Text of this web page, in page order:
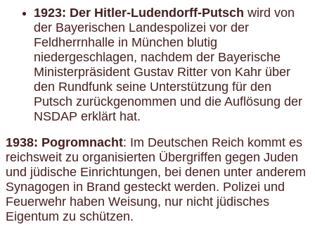
1923: Der Hitler-Ludendorff-Putsch wird von
der Bayerischen Landespolizei vor der
Feldherrnhalle in München blutig
niedergeschlagen, nachdem der Bayerische
Ministerpräsident Gustav Ritter von Kahr über
den Rundfunk seine Unterstützung für den
Putsch zurückgenommen und die Auflösung der
NSDAP erklärt hat.
1938: Pogromnacht: Im Deutschen Reich kommt es
reichsweit zu organisierten Übergriffen gegen Juden
und jüdische Einrichtungen, bei denen unter anderem
Synagogen in Brand gesteckt werden. Polizei und
Feuerwehr haben Weisung, nur nicht jüdisches
Eigentum zu schützen.